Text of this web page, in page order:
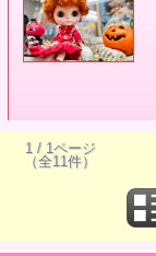
1 / 1ページ
（全11件）